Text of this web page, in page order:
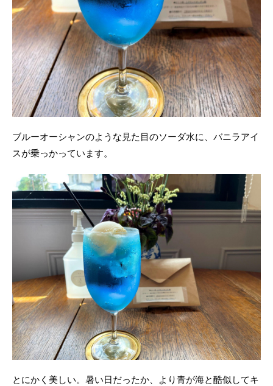
ブルーオーシャンのような見た目のソーダ水に、バニラアイ
スが乗っかっています。
とにかく美しい。暑い日だったか、より青が海と酷似してキ